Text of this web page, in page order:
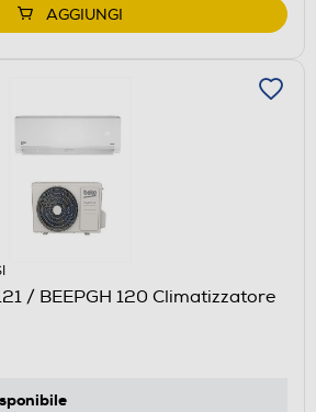
AGGIUNGI
/ BEEPGH 120 Climatizzatore